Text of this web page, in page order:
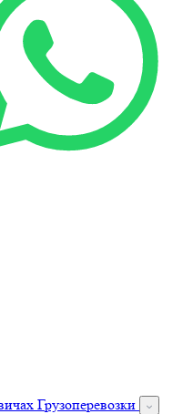
Грузоперевозки